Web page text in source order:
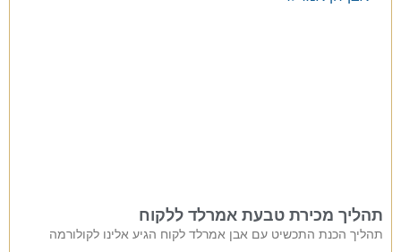
תהליך מכירת טבעת אמרלד ללקוח
תהליך הכנת התכשיט עם אבן אמרלד לקוח הגיע אלינו לקולורמה